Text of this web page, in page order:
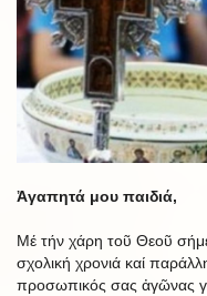
Ἀγαπητά μου παιδιά,
Μέ τήν χάρη τοῦ Θεοῦ
σχολική χρονιά καί
προσωπικός σας ἀγῶνας